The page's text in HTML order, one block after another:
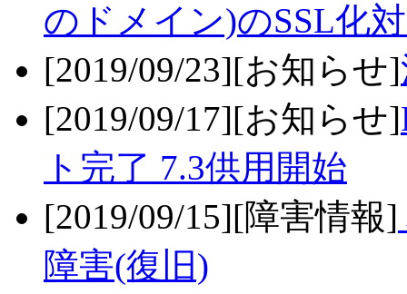
のドメイン)のSSL化
[2019/09/23][お知らせ]
[2019/09/17][お知らせ]
ト完了 7.3供用開始
[2019/09/15][障害情報]
障害(復旧)